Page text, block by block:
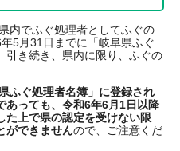
内でふぐ処理者としてふぐの
5月31日までに「岐阜県ふぐ
引き続き、県内に限り、ふぐの
ふぐ処理者名簿」に登録され
あっても、令和6年6月1日以降
た上で県の認定を受けない限
ができませんので、ご注意くだ